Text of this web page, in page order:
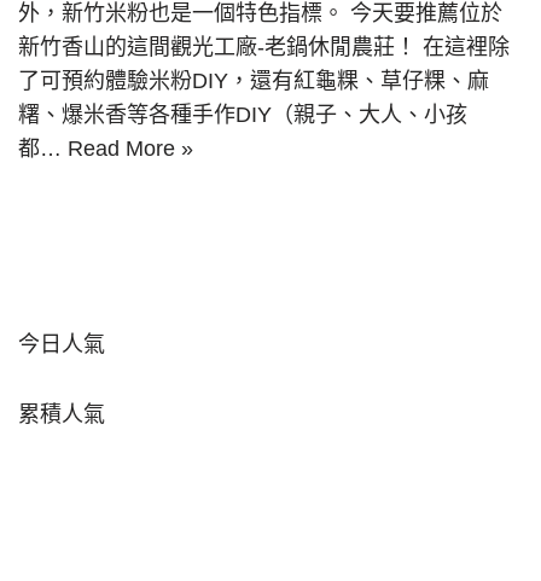
外，新竹米粉也是一個特色指標。 今天要推薦位於
新竹香山的這間觀光工廠-老鍋休閒農莊！ 在這裡除
了可預約體驗米粉DIY，還有紅龜粿、草仔粿、麻
糬、爆米香等各種手作DIY（親子、大人、小孩
都… Read More »
今日人氣
累積人氣